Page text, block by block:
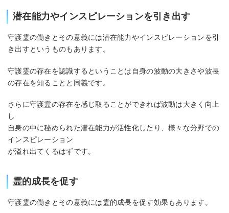
潜在能力やインスピレーションを引き出す
守護霊の働きとその意義には潜在能力やインスピレーションを引
き出すというものもあります。
守護霊の存在を認識するということは自身の波動の大きさや波長
の存在を知ることと同義です。
さらに守護霊の存在を感じ取ることができれば波動は大きく向上
し
自身の中に秘められた潜在能力が活性化したり、様々な分野での
インスピレーション
が溢れ出てくるはずです。
霊的成長を促す
守護霊の働きとその意義には霊的成長を促す効果もあります。